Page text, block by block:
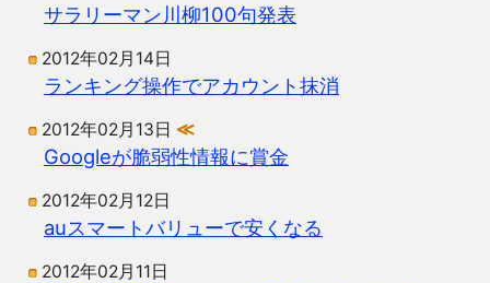
サラリーマン川柳100句発表
2012年02月14日
ランキング操作でアカウント抹消
2012年02月13日 ≪
Googleが脆弱性情報に賞金
2012年02月12日
auスマートバリューで安くなる
2012年02月11日